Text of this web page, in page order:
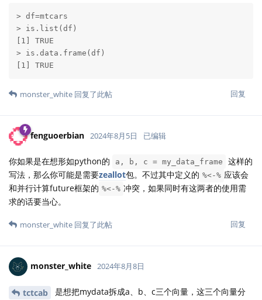
> df=mtcars
> is.list(df)
[1] TRUE
> is.data.frame(df)
[1] TRUE
回复
monster_white 回复了此帖
fenguoerbian 2024年8月5日 已编辑
你如果是在想形如python的 a, b, c = my_data_frame
这样的
写法，那么你可能是需要zeallot包。不过其中定义的 %<-% 应该会
和并行计算future框架的 %<-% 冲突，如果同时有这两者的使用需
求的话要当心。
回复
monster_white 回复了此帖
monster_white 2024年8月8日
tctcab
是想把mydata拆成a、b、c三个向量，这三个向量分